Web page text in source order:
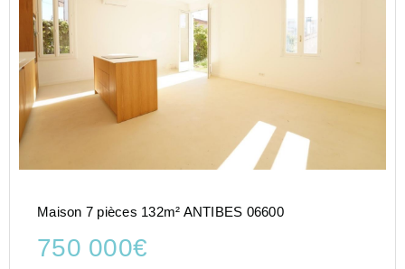
Maison 7 pièces 132m² ANTIBES 06600
750 000€